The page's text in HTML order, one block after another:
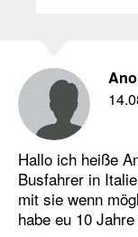
Hallo ich heiße
Busfahrer in
mit sie wenn
habe eu 10